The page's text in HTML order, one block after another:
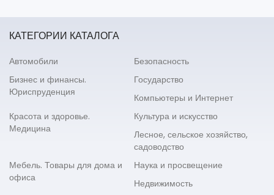
КАТЕГОРИИ КАТАЛОГА
Автомобили
Безопасность
Бизнес и финансы.
Юриспруденция
Государство
Компьютеры и Интернет
Красота и здоровье.
Медицина
Культура и искусство
Лесное, сельское хозяйство,
садоводство
Мебель. Товары для дома и
офиса
Наука и просвещение
Недвижимость